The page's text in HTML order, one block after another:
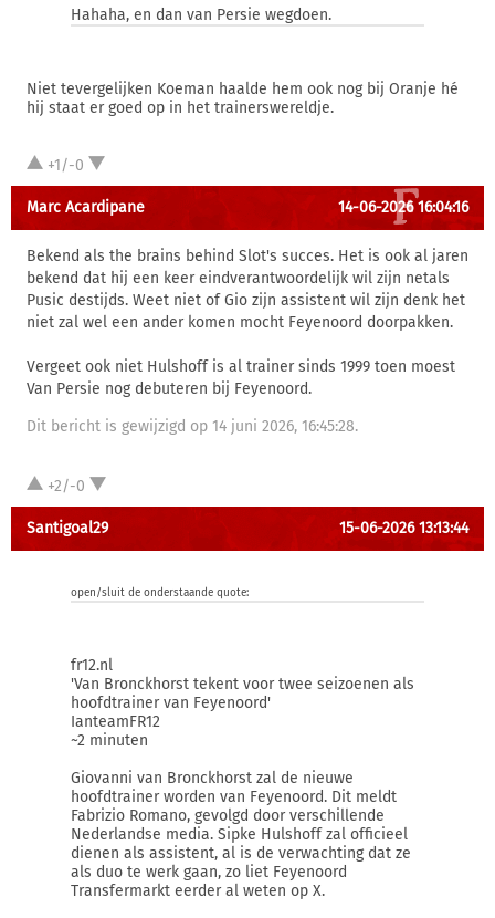
Hahaha, en dan van Persie wegdoen.
Niet tevergelijken Koeman haalde hem ook nog bij Oranje hé
hij staat er goed op in het trainerswereldje.
+1/-0
Marc Acardipane 14-06-2026 16:04:16
Bekend als the brains behind Slot's succes. Het is ook al jaren
bekend dat hij een keer eindverantwoordelijk wil zijn netals
Pusic destijds. Weet niet of Gio zijn assistent wil zijn denk het
niet zal wel een ander komen mocht Feyenoord doorpakken.
Vergeet ook niet Hulshoff is al trainer sinds 1999 toen moest
Van Persie nog debuteren bij Feyenoord.
Dit bericht is gewijzigd op 14 juni 2026, 16:45:28.
+2/-0
Santigoal29 15-06-2026 13:13:44
open/sluit de onderstaande quote:
fr12.nl
'Van Bronckhorst tekent voor twee seizoenen als
hoofdtrainer van Feyenoord'
IanteamFR12
~2 minuten
Giovanni van Bronckhorst zal de nieuwe
hoofdtrainer worden van Feyenoord. Dit meldt
Fabrizio Romano, gevolgd door verschillende
Nederlandse media. Sipke Hulshoff zal officieel
dienen als assistent, al is de verwachting dat ze
als duo te werk gaan, zo liet Feyenoord
Transfermarkt eerder al weten op X.